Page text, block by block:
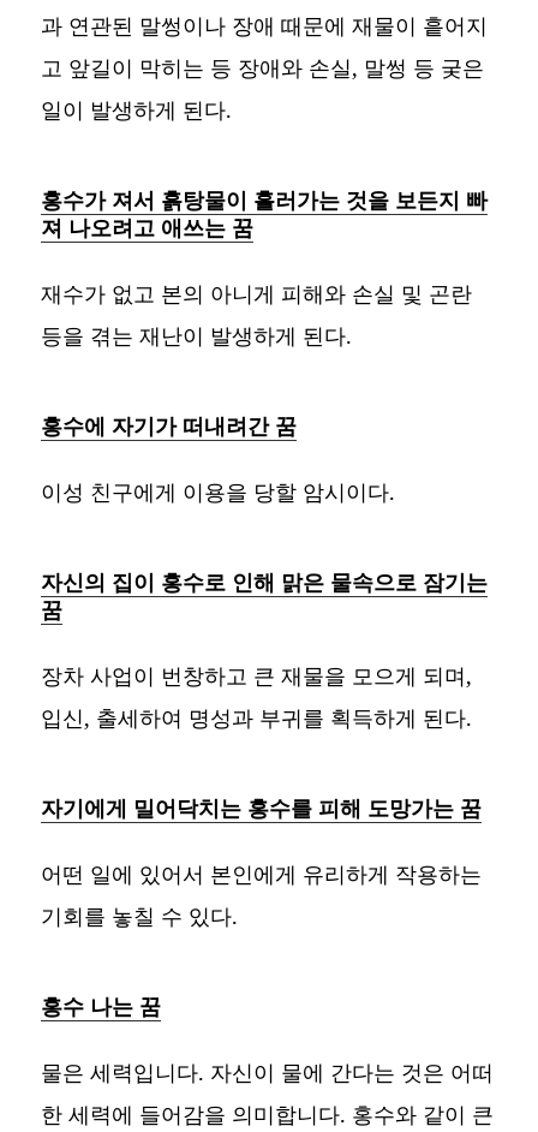
과 연관된 말썽이나 장애 때문에 재물이 흩어지
고 앞길이 막히는 등 장애와 손실, 말썽 등 궂은
일이 발생하게 된다.
홍수가 져서 흙탕물이 흘러가는 것을 보든지 빠
져 나오려고 애쓰는 꿈
재수가 없고 본의 아니게 피해와 손실 및 곤란
등을 겪는 재난이 발생하게 된다.
홍수에 자기가 떠내려간 꿈
이성 친구에게 이용을 당할 암시이다.
자신의 집이 홍수로 인해 맑은 물속으로 잠기는
꿈
장차 사업이 번창하고 큰 재물을 모으게 되며,
입신, 출세하여 명성과 부귀를 획득하게 된다.
자기에게 밀어닥치는 홍수를 피해 도망가는 꿈
어떤 일에 있어서 본인에게 유리하게 작용하는
기회를 놓칠 수 있다.
홍수 나는 꿈
물은 세력입니다. 자신이 물에 간다는 것은 어떠
한 세력에 들어감을 의미합니다. 홍수와 같이 큰